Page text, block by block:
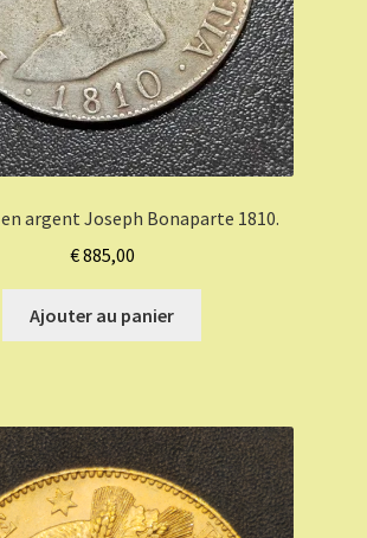
argent Joseph Bonaparte 1810.
€885,00
Ajouter au panier